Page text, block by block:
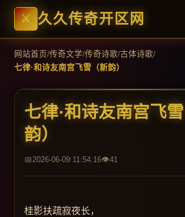
久久传奇开区网
网站首页/传奇文学/传奇诗歌/古体诗歌/
七律·和诗友南宫飞雪（新韵）
七律·和诗友南宫飞
韵）
2026-06-09 11:54:16 41
桂影扶疏寂夜长，